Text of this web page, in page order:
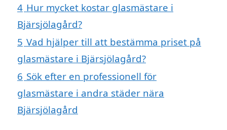
4 Hur mycket kostar glasmästare i
Bjärsjölagård?
5 Vad hjälper till att bestämma priset på
glasmästare i Bjärsjölagård?
6 Sök efter en professionell för
glasmästare i andra städer nära
Bjärsjölagård